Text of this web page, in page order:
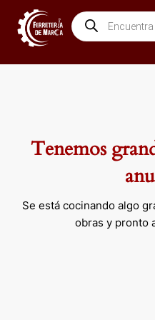
contenido
Búsqueda
de
productos
Tenemos
Se está cocinando algo
obras y pronto